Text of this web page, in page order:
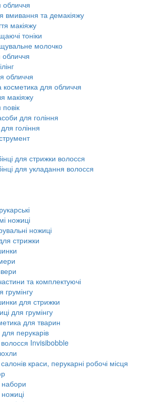
вмивання та демакіяжу
макіяжу
тоніки
молочко
обличчя
косметика для обличчя
макіяжу
для гоління
для гоління
для стрижки волосся
для укладання волосся
ножиці
ножиці
стрижки
та комплектуючі
грумінгу
для стрижки
для грумінгу
для тварин
перукарів
Invisibobble
краси, перукарні робочі місця
набори